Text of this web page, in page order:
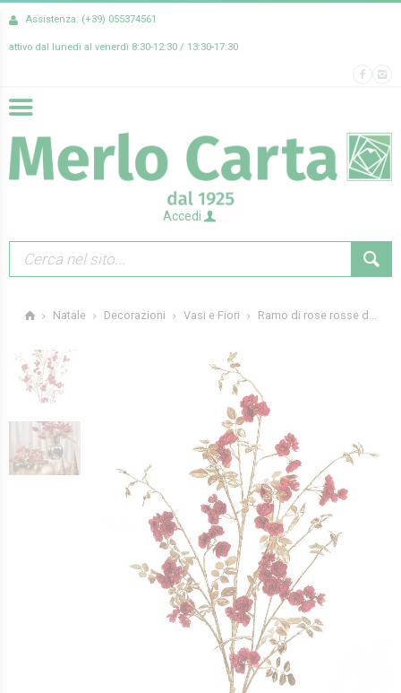
Assistenza: (+39) 055374561
attivo dal lunedì al venerdì 8:30-12:30 / 13:30-17:30
Accedi
Natale Decorazioni Vasi e Fiori Ramo di rose rosse d...